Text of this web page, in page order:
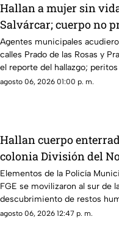
Hallan a mujer sin
Salvárcar; cuerpo no
huellas de violencia
Agentes municipales
calles Prado de las Rosas y
el reporte del hallazgo;
fallecimiento.
agosto 06, 2026 01:00 p. m.
Hallan cuerpo
colonia División del
Chihuahua
Elementos de la Policía
FGE se movilizaron al sur de
descubrimiento de restos
terreno.
agosto 06, 2026 12:47 p. m.